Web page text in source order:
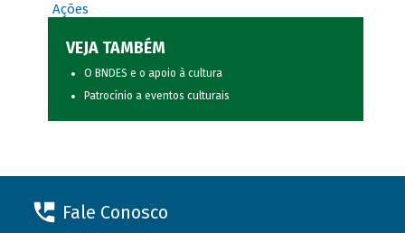
Ações
VEJA TAMBÉM
O BNDES e o apoio à cultura
Patrocínio a eventos culturais
Fale Conosco